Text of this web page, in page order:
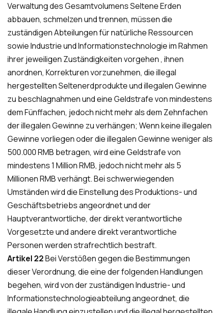
Verwaltung des Gesamtvolumens Seltene Erden
abbauen, schmelzen und trennen, müssen die
zuständigen Abteilungen für natürliche Ressourcen
sowie Industrie und Informationstechnologie im Rahmen
ihrer jeweiligen Zuständigkeiten vorgehen , ihnen
anordnen, Korrekturen vorzunehmen, die illegal
hergestellten Seltenerdprodukte und illegalen Gewinne
zu beschlagnahmen und eine Geldstrafe von mindestens
dem Fünffachen, jedoch nicht mehr als dem Zehnfachen
der illegalen Gewinne zu verhängen; Wenn keine illegalen
Gewinne vorliegen oder die illegalen Gewinne weniger als
500.000 RMB betragen, wird eine Geldstrafe von
mindestens 1 Million RMB, jedoch nicht mehr als 5
Millionen RMB verhängt. Bei schwerwiegenden
Umständen wird die Einstellung des Produktions- und
Geschäftsbetriebs angeordnet und der
Hauptverantwortliche, der direkt verantwortliche
Vorgesetzte und andere direkt verantwortliche
Personen werden strafrechtlich bestraft.
Artikel 22Bei Verstößen gegen die Bestimmungen
dieser Verordnung, die eine der folgenden Handlungen
begehen, wird von der zuständigen Industrie- und
Informationstechnologieabteilung angeordnet, die